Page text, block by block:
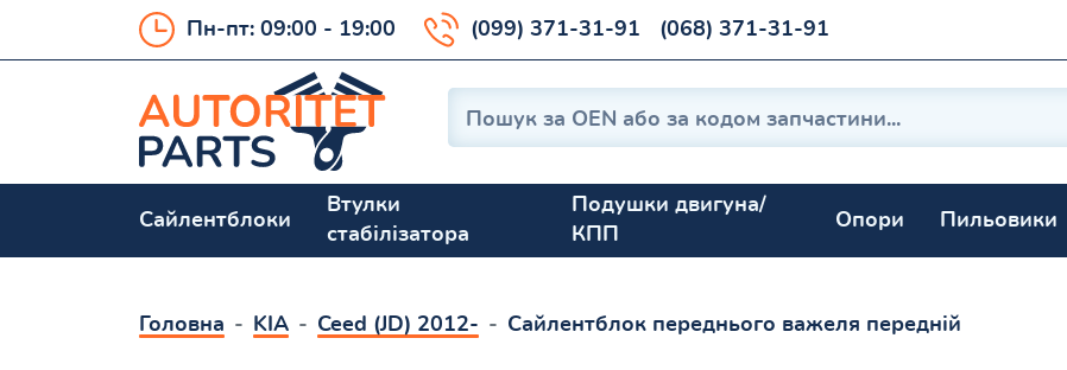
Пн-пт: 09:00 - 19:00 (099) 371-31-91 (068) 371-31-91
Сайлентблоки
Втулки
стабілізатора
Подушки двигуна/
КПП
Опори Пильовики
Головна KIA Ceed (JD) 2012- Сайлентблок переднього важеля передній